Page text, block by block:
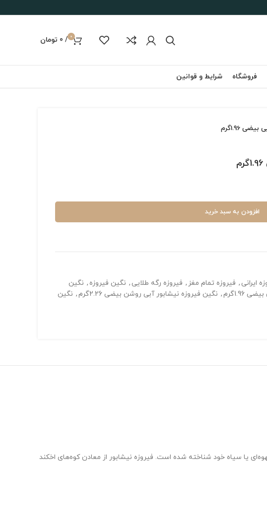
0
/
0 تومان
فروشگاه شرایط و قوانین
1.96گرم
افزودن به سبد خرید
ایرانی , فیروزه تمام مغز , فیروزه رگه طلایی , نگین فیروزه , نگین
1.96گرم , نگین فیروزه نیشابور آبی روشن بیضی 2.26گرم , نگین
یا سیاه خود شناخته شده است. فیروزه نیشابور از معادن کوه‌های اخکند